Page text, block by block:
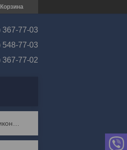
Корзина
367-77-03
548-77-03
367-77-02